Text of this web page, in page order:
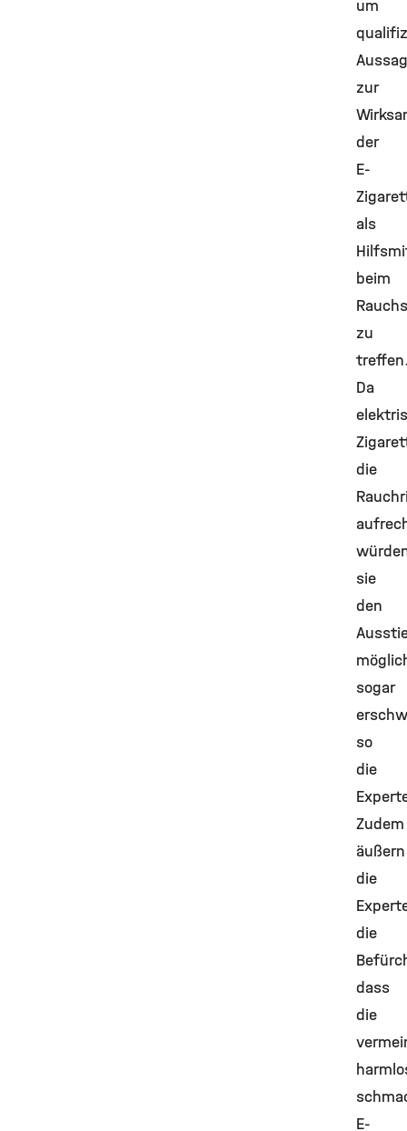
um
zur
der
E-
als
beim
zu
Da
die
sie
den
sogar
so
die
Zudem
äußern
die
die
dass
die
E-